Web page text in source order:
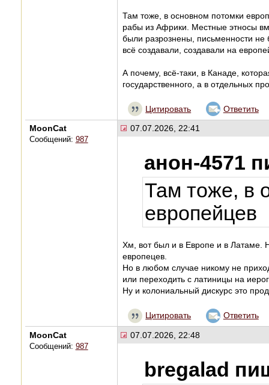
Там тоже, в основном потомки
рабы из Африки. Местные этносы
были разрознены, письменности
всё создавали, создавали на
А почему, всё-таки, в Канаде,
государственного, а в отдельных
Цитировать Ответить
MoonCat
Сообщений: 987
07.07.2026, 22:41
анон-4571
Там тоже, в
европейцев
Хм, вот был и в Европе и в Латаме.
европецев.
Но в любом случае никому не
или переходить с латиницы на
Ну и колониальный дискурс это
Цитировать Ответить
MoonCat
Сообщений: 987
07.07.2026, 22:48
bregalad